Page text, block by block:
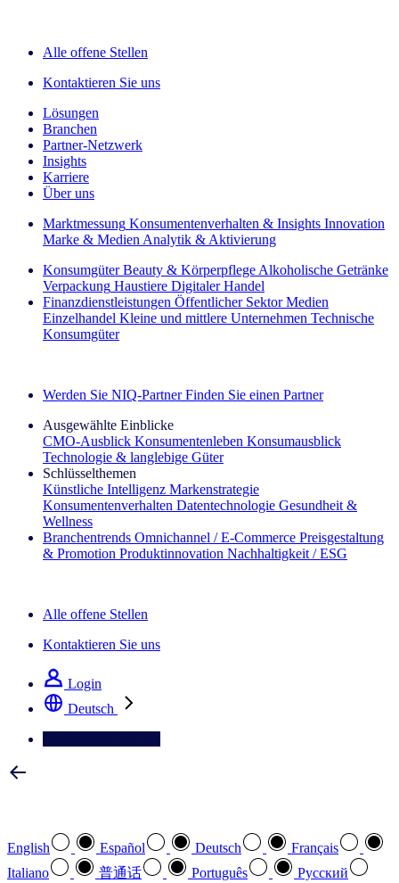
Alle offene Stellen
Kontaktieren Sie uns
Lösungen
Branchen
Partner-Netzwerk
Insights
Karriere
Über uns
Marktmessung Konsumentenverhalten & Insights Innovation
Marke & Medien Analytik & Aktivierung
Konsumgüter Beauty & Körperpflege Alkoholische Getränke
Verpackung Haustiere Digitaler Handel
Finanzdienstleistungen Öffentlicher Sektor Medien
Einzelhandel Kleine und mittlere Unternehmen Technische
Konsumgüter
Werden Sie NIQ-Partner Finden Sie einen Partner
Ausgewählte Einblicke
CMO‑Ausblick Konsumentenleben Konsumausblick
Technologie & langlebige Güter
Schlüsselthemen
Künstliche Intelligenz Markenstrategie
Konsumentenverhalten Datentechnologie Gesundheit &
Wellness
Branchentrends Omnichannel / E‑Commerce Preisgestaltung
& Promotion Produktinnovation Nachhaltigkeit / ESG
Alle offene Stellen
Kontaktieren Sie uns
Login
Deutsch
English Español Deutsch
Français
Italiano
普通话 Português
Pусский